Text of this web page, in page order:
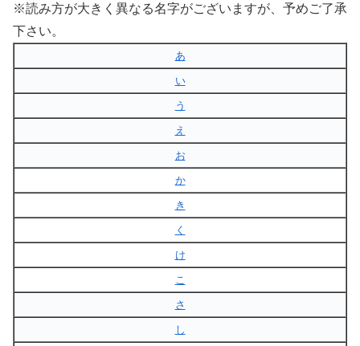
※読み方が大きく異なる名字がございますが、予めご了承
下さい。
あ
い
う
え
お
か
き
く
け
こ
さ
し